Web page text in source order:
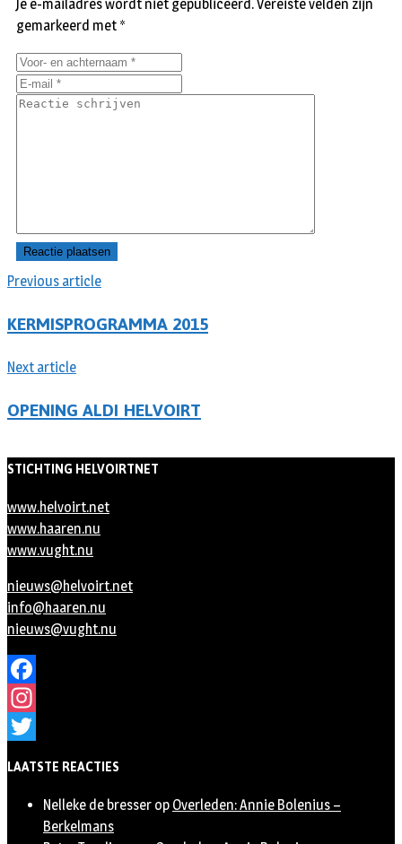
Previous article
KERMISPROGRAMMA 2015
Next article
OPENING ALDI HELVOIRT
Je e-mailadres wordt niet gepubliceerd.Vereiste velden zijn
gemarkeerd met *
STICHTING HELVOIRTNET
www.helvoirt.net
www.haaren.nu
www.vught.nu
nieuws@helvoirt.net
info@haaren.nu
nieuws@vught.nu
Facebook
Instagram
LAATSTE REACTIES
Nelleke de bresser op Overleden: Annie Bolenius –
Berkelmans